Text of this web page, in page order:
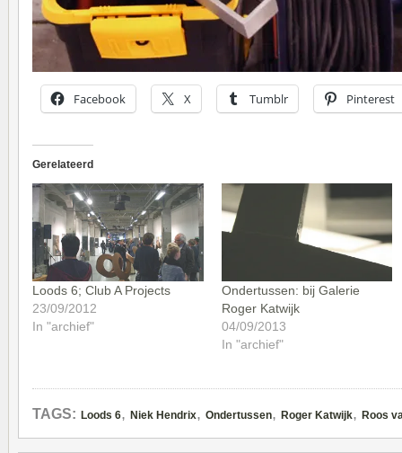
Facebook X Tumblr Pinterest
Gerelateerd
Loods 6; Club A Projects
23/09/2012
In "archief"
Ondertussen: bij Galerie
Roger Katwijk
04/09/2013
In "archief"
TAGS: Loods 6, Niek Hendrix, Ondertussen, Roger Katwijk, Roos